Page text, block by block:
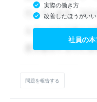
実際の働き方
改善したほうがい
社員の本
問題を報告する